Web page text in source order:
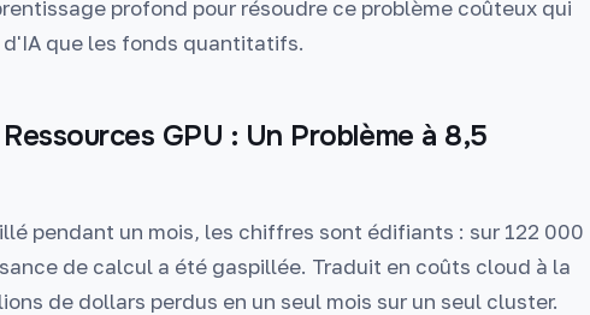
profond pour résoudre ce problème coûteux qui
que les fonds quantitatifs.
GPU : Un Problème à 8,5
pendant un mois, les chiffres sont édifiants : sur 122 000
de calcul a été gaspillée. Traduit en coûts cloud à la
de dollars perdus en un seul mois sur un seul cluster.